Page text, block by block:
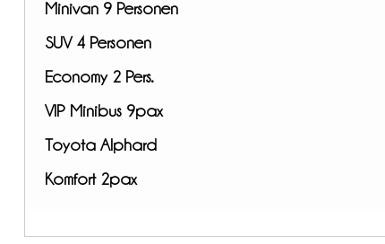
Minivan 9 Personen
SUV 4 Personen
Economy 2 Pers.
VIP Minibus 9pax
Toyota Alphard
Komfort 2pax